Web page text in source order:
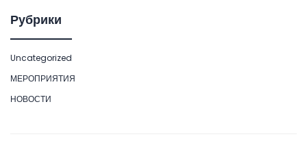
Рубрики
Uncategorized
МЕРОПРИЯТИЯ
НОВОСТИ